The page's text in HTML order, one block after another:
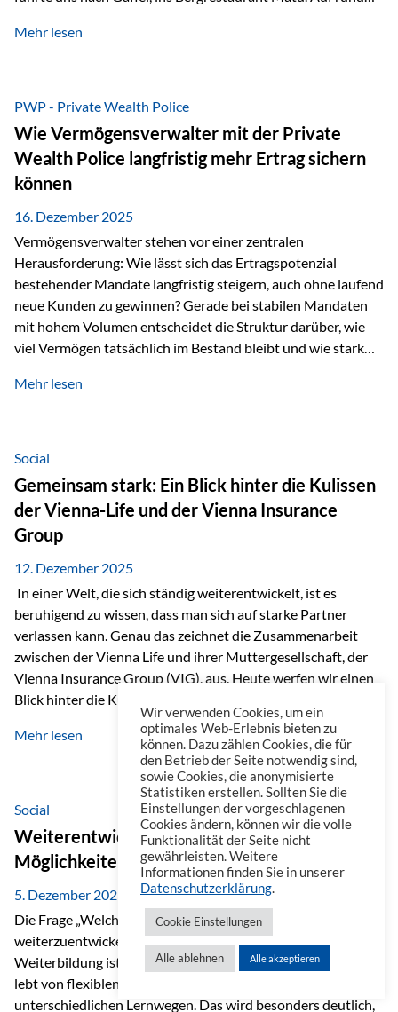
beeindruckendes Panorama, sondern auch etwas, das im
verschneiter Landschaft, bei feinem Essen, guter Musik und
einer entspannten…
Mehr lesen
PWP - Private Wealth Police
Wie Vermögensverwalter mit der Private
Wealth Police langfristig mehr Ertrag sichern
können
16. Dezember 2025
Vermögensverwalter stehen vor einer zentralen
Herausforderung: Wie lässt sich das Ertragspotenzial
bestehender Mandate langfristig steigern, auch ohne laufend
neue Kunden zu gewinnen? Gerade bei stabilen Mandaten
mit hohem Volumen entscheidet die Struktur darüber, wie
viel Vermögen tatsächlich im Bestand bleibt und wie stark
Beispiel verdeutlicht diese Wirkung besonders deutlich.
hinzukommen, spielt nicht nur die Rendite eine Rolle. Auch
steuerliche Effekte haben einen erheblichen Einfluss auf…
Mehr lesen
Social
Gemeinsam stark: Ein Blick hinter die Kulissen
der Vienna-Life und der Vienna Insurance
Group
12. Dezember 2025
In einer Welt, die sich ständig weiterentwickelt, ist es
beruhigend zu wissen, dass man sich auf starke Partner
verlassen kann. Genau das zeichnet die Zusammenarbeit
zwischen der Vienna Life und ihrer Muttergesellschaft, der
Vienna Insurance Group (VIG), aus. Heute werfen wir einen
Blick hinter die Kulissen auf eine Unternehmensgruppe mit
beeindruckender Geschichte, gewachsenem Know-how und
einem stabilen Fundament. Ein starkes Netzwerk in ganz
Europa Die Vienna Insurance Group ist die führende
Versicherungsgruppe in Zentral- und Osteuropa. Mit über
50 Versicherungsgesellschaften in insgesamt 30 Ländern
verbindet sie regionale Stärke mit internationaler
Kompetenz.
Mehr lesen
Social
Weiterentwicklung im Berufsalltag: Welche
Möglichkeiten es gibt
5. Dezember 2025
Die Frage „Welche Möglichkeiten gibt es, sich
weiterzuentwickeln?“ lässt sich heute vielseitig beantworten.
Weiterbildung ist längst kein starrer Prozess mehr, sondern
lebt von flexiblen Formaten, individuellen Bedürfnissen und
unterschiedlichen Lernwegen. Das wird besonders deutlich,
Wir verwenden Cookies, um ein
optimales Web-Erlebnis bieten zu
können. Dazu zählen Cookies, die für
den Betrieb der Seite notwendig sind,
sowie Cookies, die anonymisierte
Statistiken erstellen. Sollten Sie die
Einstellungen der vorgeschlagenen
Cookies ändern, können wir die volle
Funktionalität der Seite nicht
gewährleisten. Weitere
Informationen finden Sie in unserer
Datenschutzerklärung.
Cookie Einstellungen
Alle ablehnen Alle akzeptieren